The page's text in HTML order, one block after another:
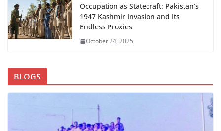
Occupation as Statecraft: Pakistan’s
1947 Kashmir Invasion and Its
Endless Proxies
October 24, 2025
BLOGS